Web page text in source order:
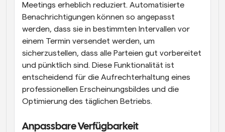
Meetings erheblich reduziert. Automatisierte
Benachrichtigungen können so angepasst
werden, dass sie in bestimmten Intervallen vor
einem Termin versendet werden, um
sicherzustellen, dass alle Parteien gut vorbereitet
und pünktlich sind. Diese Funktionalität ist
entscheidend für die Aufrechterhaltung eines
professionellen Erscheinungsbildes und die
Optimierung des täglichen Betriebs.
Anpassbare Verfügbarkeit